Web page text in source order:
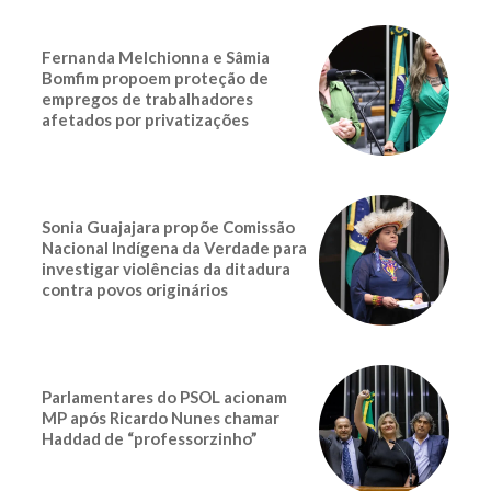
Fernanda Melchionna e Sâmia
Bomfim propoem proteção de
empregos de trabalhadores
afetados por privatizações
Sonia Guajajara propõe Comissão
Nacional Indígena da Verdade para
investigar violências da ditadura
contra povos originários
Parlamentares do PSOL acionam
MP após Ricardo Nunes chamar
Haddad de “professorzinho”